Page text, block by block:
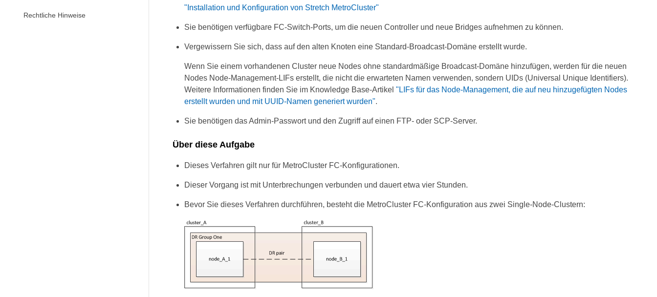
Rechtliche Hinweise
"Installation und Konfiguration von Stretch MetroCluster"
Sie benötigen verfügbare FC-Switch-Ports, um die neuen Controller und neue Bridges aufnehmen zu können.
Vergewissern Sie sich, dass auf den alten Knoten eine Standard-Broadcast-Domäne erstellt wurde.
Wenn Sie einem vorhandenen Cluster neue Nodes ohne standardmäßige Broadcast-Domäne hinzufügen, werden für die neuen
Nodes Node-Management-LIFs erstellt, die nicht die erwarteten Namen verwenden, sondern UIDs (Universal Unique Identifiers).
Weitere Informationen finden Sie im Knowledge Base-Artikel "LIFs für das Node-Management, die auf neu hinzugefügten Nodes
erstellt wurden und mit UUID-Namen generiert wurden".
Sie benötigen das Admin-Passwort und den Zugriff auf einen FTP- oder SCP-Server.
Über diese Aufgabe
Dieses Verfahren gilt nur für MetroCluster FC-Konfigurationen.
Dieser Vorgang ist mit Unterbrechungen verbunden und dauert etwa vier Stunden.
Bevor Sie dieses Verfahren durchführen, besteht die MetroCluster FC-Konfiguration aus zwei Single-Node-Clustern: